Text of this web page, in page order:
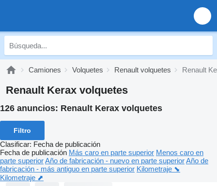
Camiones Volquetes Renault volquetes Renault
Renault Kerax volquetes
126 anuncios: Renault Kerax volquetes
Filtro
Clasificar: Fecha de publicación
Fecha de publicación Más caro en parte superior Menos caro en
parte superiorAño de fabricación - nuevo en parte superiorAño de
fabricación - más antiguo en parte superior Kilometraje ⬊
Kilometraje ⬈